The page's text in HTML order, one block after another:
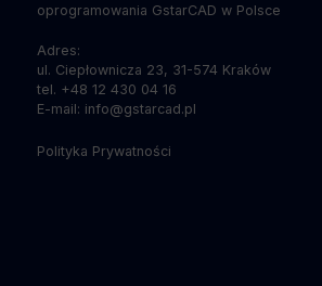
oprogramowania GstarCAD w Polsce
Adres:
ul. Ciepłownicza 23, 31-574 Kraków
tel. +48 12 430 04 16
E-mail: info@gstarcad.pl
Polityka Prywatności